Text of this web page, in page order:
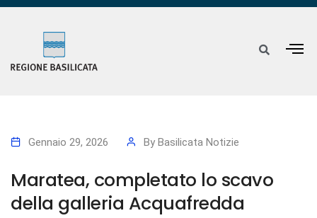
Gennaio 29, 2026 By Basilicata Notizie
Maratea, completato lo scavo
della galleria Acquafredda